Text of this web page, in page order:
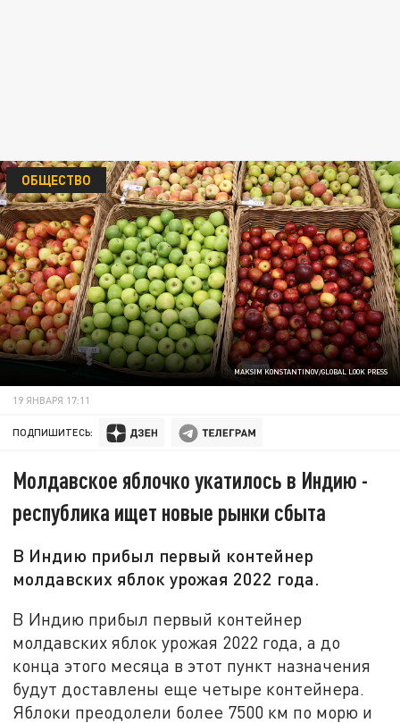
MAKSIM KONSTANTINOV/GLOBAL LOOK PRESS
ОБЩЕСТВО
19 ЯНВАРЯ 17:11
ПОДПИШИТЕСЬ:
Молдавское яблочко укатилось в Индию -
республика ищет новые рынки сбыта
В Индию прибыл первый контейнер
молдавских яблок урожая 2022 года.
В Индию прибыл первый контейнер
молдавских яблок урожая 2022 года, а до
конца этого месяца в этот пункт назначения
будут доставлены еще четыре контейнера.
Яблоки преодолели более 7500 км по морю и